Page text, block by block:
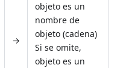
→
objeto es un
nombre de
objeto (cadena)
Si se omite,
objeto es un